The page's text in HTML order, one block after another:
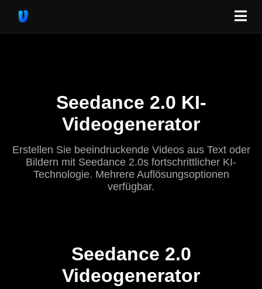
Seedance 2.0 KI-
Videogenerator
Erstellen Sie beeindruckende Videos aus Text oder
Bildern mit Seedance 2.0s fortschrittlicher KI-
Technologie. Mehrere Auflösungsoptionen
verfügbar.
Seedance 2.0
Videogenerator